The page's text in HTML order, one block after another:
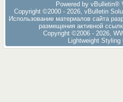
Powered by vBulletin®
Copyright ©2000 - 2026, vBulletin
Использование материалов сайта
размещения активной
Copyright ©2006 - 2026,
Lightweight